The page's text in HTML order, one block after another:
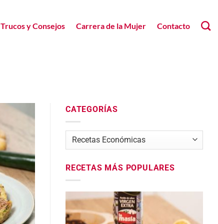
Trucos y Consejos Carrera de la Mujer Contacto
CATEGORÍAS
Categorías
RECETAS MÁS POPULARES